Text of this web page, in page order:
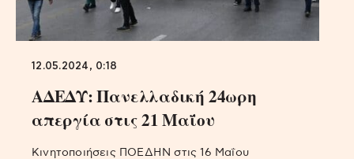
12.05.2024, 0:18
ΑΔΕΔΥ: Πανελλαδική 24ωρη
απεργία στις 21 Μαΐου
Κινητοποιήσεις ΠΟΕΔΗΝ στις 16 Μαΐου